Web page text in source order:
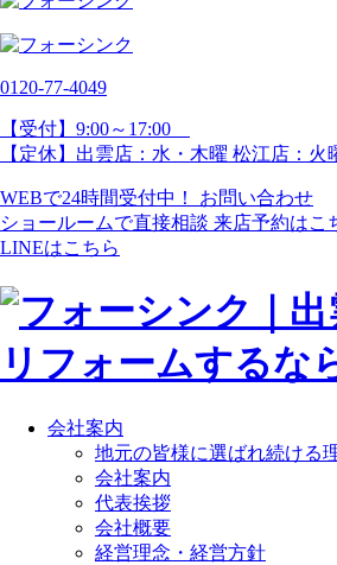
0120-77-4049
【受付】9:00～17:00
【定休】出雲店：水・木曜 松江店：火
WEBで24時間受付中！
お問い合わせ
ショールームで直接相談 来店予約はこ
LINEはこちら
会社案内
地元の皆様に選ばれ続ける
会社案内
代表挨拶
会社概要
経営理念・経営方針